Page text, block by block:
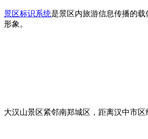
景区标识系统是景区内旅游信息传播的
形象。
大汉山景区紧邻南郑城区，距离汉中市